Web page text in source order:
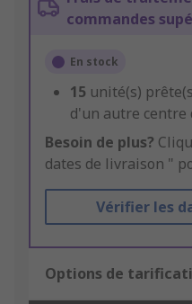
commandes
En stock
15 unité(s)
d'un autre
Besoin de plus?
dates de livraison "
Vérifier les
Options de